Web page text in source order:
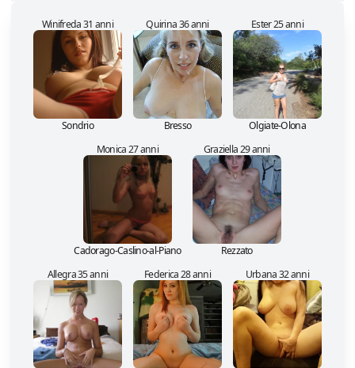
Winifreda 31 anni
Sondrio
Quirina 36 anni
Bresso
Ester 25 anni
Olgiate-Olona
Monica 27 anni
Cadorago-Caslino-al-Piano
Graziella 29 anni
Rezzato
Allegra 35 anni
Federica 28 anni Urbana 32 anni